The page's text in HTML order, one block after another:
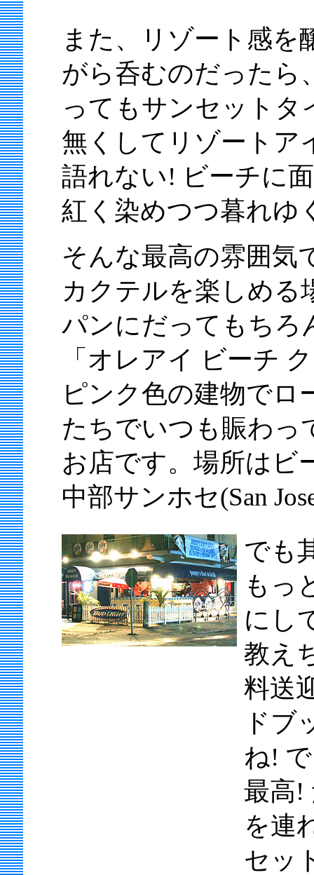
また、リゾート感を
がら呑むのだったら
ってもサンセットタ
無くしてリゾートア
語れない! ビーチに
紅く染めつつ暮れゆ
そんな最高の雰囲気
カクテルを楽しめる
パンにだってもちろ
「オレアイ ビーチ
ピンク色の建物でロ
たちでいつも賑わっ
お店です。場所はビ
中部サンホセ(San
でも
もっ
にし
教え
料送
ドブ
ね!
最高!
を連
セッ